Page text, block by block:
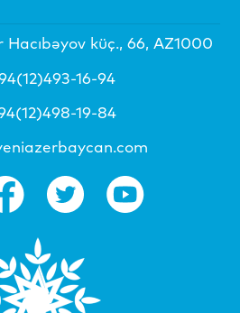
Hacıbəyov küç., 66, AZ1000
16-94
19-84